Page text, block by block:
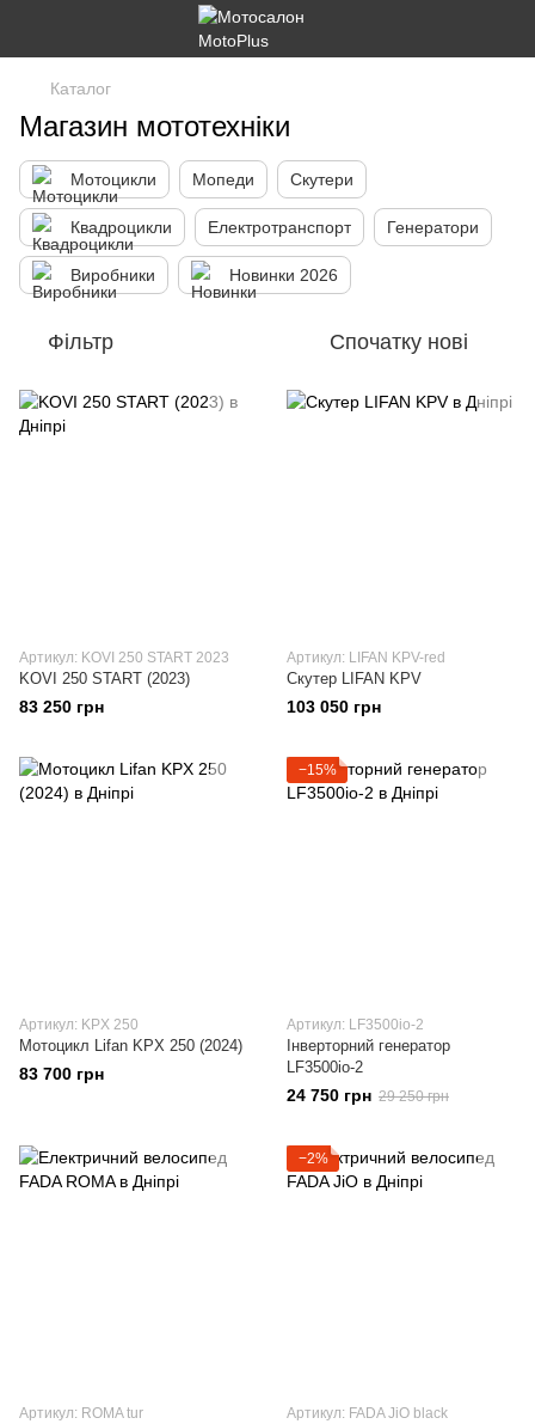
Каталог
Магазин мототехніки
Мотоцикли Мопеди Скутери
Квадроцикли Електротранспорт Генератори
Виробники Новинки 2026
Фільтр Спочатку нові
Артикул: KOVI 250 START 2023
KOVI 250 START (2023)
83 250 грн
Артикул: LIFAN KPV-red
Скутер LIFAN KPV
103 050 грн
Артикул: KPX 250
Мотоцикл Lifan KPX 250 (2024)
83 700 грн
−15%
Артикул: LF3500io-2
Інверторний генератор
LF3500io-2
24 750 грн 29 250 грн
Артикул: ROMA tur
−2%
Артикул: FADA JiO black